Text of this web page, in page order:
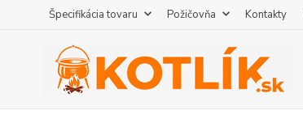
Špecifikácia tovaru Požičovňa Kontakty